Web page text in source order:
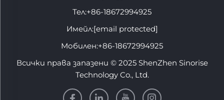
Тел:+86-18672994925
Имейл:[email protected]
Мобилен:+86-18672994925
Всички права запазени © 2025 ShenZhen Sinorise
Technology Co., Ltd.